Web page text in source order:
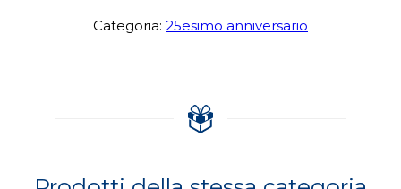
Categoria: 25esimo anniversario